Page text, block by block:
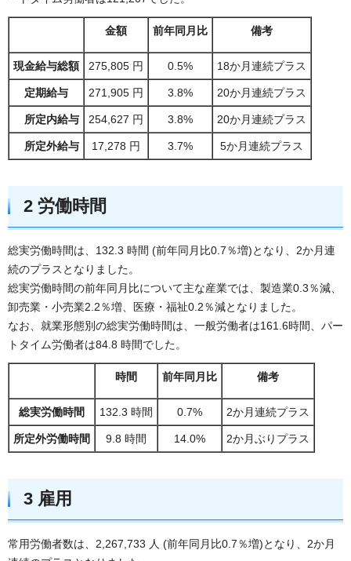
金額 前年同月比 備考
現金給与総額 275,805 円 0.5% 18か月連続プラス
定期給与 271,905 円 3.8% 20か月連続プラス
所定内給与 254,627 円 3.8% 20か月連続プラス
所定外給与 17,278 円 3.7% 5か月連続プラス
2 労働時間
総実労働時間は、132.3 時間 (前年同月比0.7％増)となり、2か月連
続のプラスとなりました。
総実労働時間の前年同月比について主な産業では、製造業0.3％減、
卸売業・小売業2.2％増、医療・福祉0.2％減となりました。
なお、就業形態別の総実労働時間は、一般労働者は161.6時間、パー
トタイム労働者は84.8 時間でした。
時間 前年同月比 備考
総実労働時間 132.3 時間 0.7% 2か月連続プラス
所定外労働時間 9.8 時間 14.0% 2か月ぶりプラス
3 雇用
常用労働者数は、2,267,733 人 (前年同月比0.7％増)となり、2か月